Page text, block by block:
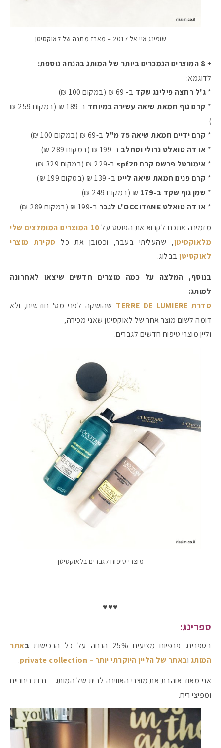
שופינג איי אל 2017 – מארז מתנה של לאוקסיטן
+
לדוגמא:
* ג'ל רחצה פילינג שקד ב- 69 ₪ (במקום 100 ₪)
* קרם גוף חמאת שיאה עשירה במיוחד
ב-189 ₪ (במקום 259 ₪
)
* קרם ידיים חמאת שיאה 75 מ"ל
ב-69 ₪ (במקום 100 ₪)
* או דה טואלט נרולי וסחלב ב-199 ₪ (במקום 289 ₪)
* אימורטל פרשס קרם spf20
ב-229 ₪ (במקום 329 ₪)
* קרם פנים חמאת שיאה לייט ב- 139 ₪ (במקום 199 ₪)
* שמן גוף שקד ב-179
₪ (במקום 249 ₪)
* או דה טואלט L'OCCITANE לגבר
ב-199 ₪ (במקום 289 ₪)
מזמינה אתכם לקרוא את הפוסט על
10 המוצרים המומלצים שלי
מלאוקסיטן, שהעליתי בעבר, וכמובן את כל סקירת מוצרי
לאוקסיטן בבלוג.
בנוסף, המלצה על כמה מוצרים חדשים שיצאו לאחרונה
למותג:
סדרת TERRE DE LUMIERE
שהושקה לפני מס' חודשים, ולא
דומה לשום מוצר אחר של לאוקסיטן שאני מכירה,
וליין מוצרי טיפוח חדשים לגברים.
מוצרי טיפוח לגברים בלאוקסיטן
♥♥♥
ספרינג:
בספרינג פרפיום מציעים 25% הנחה על כל הרכישות באתר
המותג ובאתר של הליין היוקרתי יותר – private collection
.
אני מאוד אוהבת את מוצרי האווירה לבית של המותג – נרות ריחניים
ומפיצי ריח.